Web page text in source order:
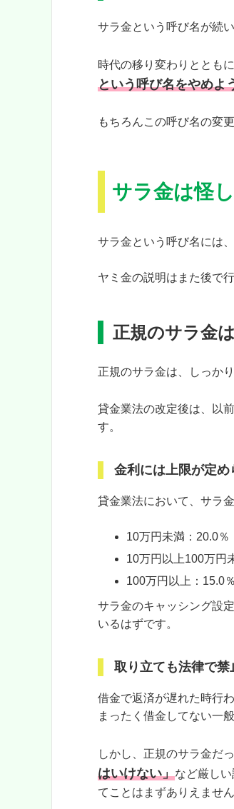
サラ金という呼び名が続
時代の移り変わりととも
という呼び名をやめよ
もちろんこの呼び名の変
サラ金は怪
サラ金という呼び名には
ヤミ金の説明はまた後で
正規のサラ金
正規のサラ金は、しっか
貸金業法の改定後は、以
す。
金利には上限が定め
貸金業法において、サラ
10万円未満：20.0％
10万円以上100万円
100万円以上：15.0％
サラ金のキャッシング設
いるはずです。
取り立ても法律で禁
借金で返済が遅れた時行
まったく借金してない一
しかし、正規のサラ金だ
はいけない」など厳し
てことはまずありえませ